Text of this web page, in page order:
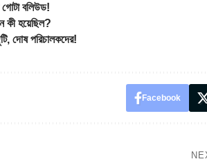
বলিউড!
কী হয়েছিল?
দোষ পরিচালকদের!
Facebook